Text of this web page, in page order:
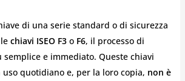
di una serie standard o di sicurezza
chiavi ISEO F3o F6, il processo di
e immediato. Queste chiavi
quotidiano e, per la loro copia, non è